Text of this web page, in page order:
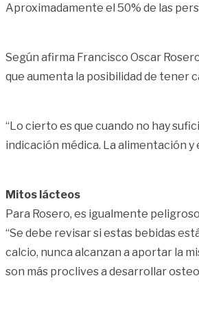
Aproximadamente el 50% de las
Según afirma Francisco Oscar
que aumenta la posibilidad de tener
“Lo cierto es que cuando no hay
indicación médica. La alimentación
Mitos lácteos
Para Rosero, es igualmente
“Se debe revisar si estas bebidas
calcio, nunca alcanzan a aportar la
son más proclives a desarrollar